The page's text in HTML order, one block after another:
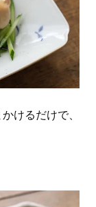
けるだけで、